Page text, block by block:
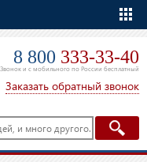
8 800 333-33-40
Звонок и с мобильного по России бесплатный
Заказать обратный звонок